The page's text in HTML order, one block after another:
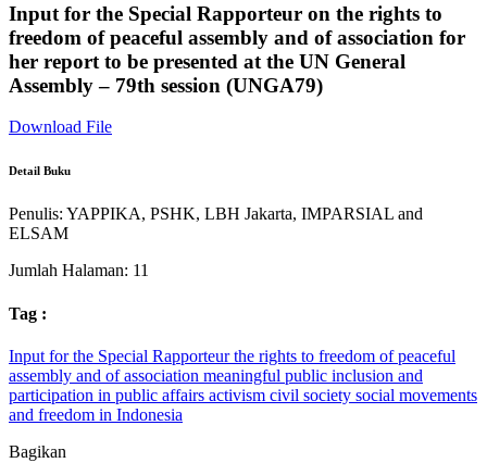
Input for the Special Rapporteur on the rights to
freedom of peaceful assembly and of association for
her report to be presented at the UN General
Assembly – 79th session (UNGA79)
Download File
Detail Buku
Penulis: YAPPIKA, PSHK, LBH Jakarta, IMPARSIAL and
ELSAM
Jumlah Halaman: 11
Tag :
Input for the Special Rapporteurthe rights to freedom of peaceful
assembly and of association meaningful public inclusion and
participation in public affairs activism civil society social movements
and freedom in Indonesia
Bagikan